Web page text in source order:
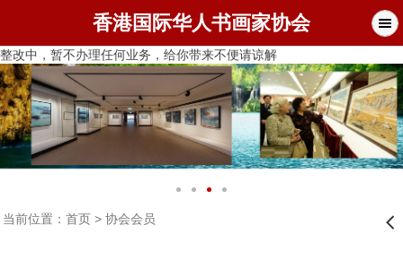
香港国际华人书画家协会
整改中，暂不办理任何业务，给你带来不便请谅解
当前位置： 首页> 协会会员 󰊒